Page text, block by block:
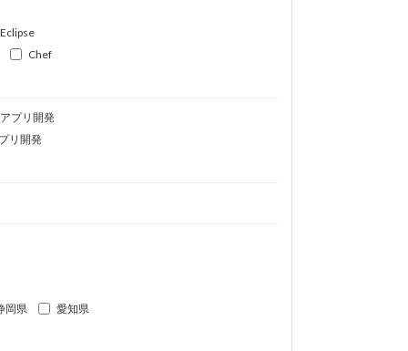
Eclipse
Chef
プリ開発
リ開発
岡県
愛知県